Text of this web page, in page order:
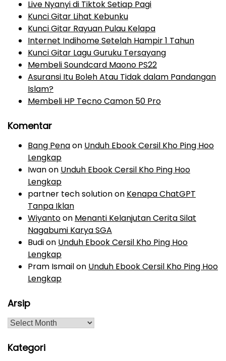
Live Nyanyi di Tiktok Setiap Pagi
Kunci Gitar Lihat Kebunku
Kunci Gitar Rayuan Pulau Kelapa
Internet Indihome Setelah Hampir 1 Tahun
Kunci Gitar Lagu Guruku Tersayang
Membeli Soundcard Maono PS22
Asuransi Itu Boleh Atau Tidak dalam Pandangan
Islam?
Membeli HP Tecno Camon 50 Pro
Komentar
Bang Penaon Unduh Ebook Cersil Kho Ping Hoo
Lengkap
Iwanon Unduh Ebook Cersil Kho Ping Hoo
Lengkap
partner tech solutionon Kenapa ChatGPT
Tanpa Iklan
Wiyantoon Menanti Kelanjutan Cerita Silat
Nagabumi Karya SGA
Budion Unduh Ebook Cersil Kho Ping Hoo
Lengkap
Pram Ismailon Unduh Ebook Cersil Kho Ping Hoo
Lengkap
Arsip
A
s
Kategori